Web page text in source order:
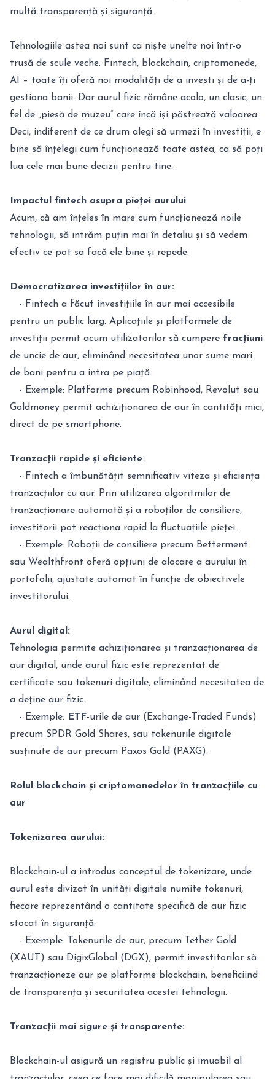
multă transparență și siguranță.
Tehnologiile astea noi sunt ca niște unelte noi într-o
trusă de scule veche. Fintech, blockchain, criptomonede,
AI – toate îți oferă noi modalități de a investi și de a-ți
gestiona banii. Dar aurul fizic rămâne acolo, un clasic, un
fel de „piesă de muzeu” care încă își păstrează valoarea.
Deci, indiferent de ce drum alegi să urmezi în investiții, e
bine să înțelegi cum funcționează toate astea, ca să poți
lua cele mai bune decizii pentru tine.
Impactul fintech asupra pieței aurului
Acum, că am înțeles în mare cum funcționează noile
tehnologii, să intrăm puțin mai în detaliu și să vedem
efectiv ce pot sa facă ele bine și repede.
Democratizarea investițiilor în aur:
- Fintech a făcut investițiile în aur mai accesibile
pentru un public larg. Aplicațiile și platformele de
investiții permit acum utilizatorilor să cumpere fracțiuni
de uncie de aur, eliminând necesitatea unor sume mari
de bani pentru a intra pe piață.
- Exemple: Platforme precum Robinhood, Revolut sau
Goldmoney permit achiziționarea de aur în cantități mici,
direct de pe smartphone.
Tranzacții rapide și eficiente:
- Fintech a îmbunătățit semnificativ viteza și eficiența
tranzacțiilor cu aur. Prin utilizarea algoritmilor de
tranzacționare automată și a roboților de consiliere,
investitorii pot reacționa rapid la fluctuațiile pieței.
- Exemple: Roboții de consiliere precum Betterment
sau Wealthfront oferă opțiuni de alocare a aurului în
portofolii, ajustate automat în funcție de obiectivele
investitorului.
Aurul digital:
Tehnologia permite achiziționarea și tranzacționarea de
aur digital, unde aurul fizic este reprezentat de
certificate sau tokenuri digitale, eliminând necesitatea de
a deține aur fizic.
- Exemple:
ETF-urile de aur (Exchange-Traded Funds)
precum SPDR Gold Shares, sau tokenurile digitale
susținute de aur precum Paxos Gold (PAXG).
Rolul blockchain și criptomonedelor în tranzacțiile cu
aur
Tokenizarea aurului:
Blockchain-ul a introdus conceptul de tokenizare, unde
aurul este divizat în unități digitale numite tokenuri,
fiecare reprezentând o cantitate specifică de aur fizic
stocat în siguranță.
- Exemple: Tokenurile de aur, precum Tether Gold
(XAUT) sau DigixGlobal (DGX), permit investitorilor să
tranzacționeze aur pe platforme blockchain, beneficiind
de transparența și securitatea acestei tehnologii.
Tranzacții mai sigure și transparente:
Blockchain-ul asigură un registru public și imuabil al